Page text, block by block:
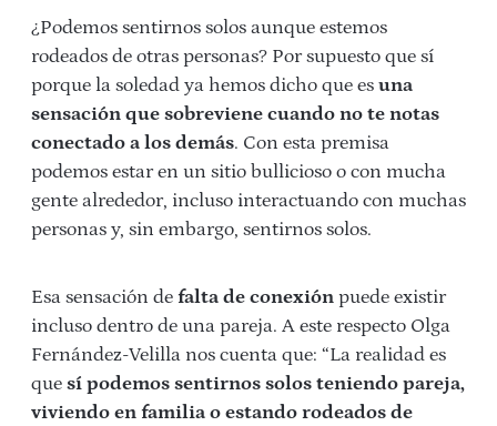
¿Podemos sentirnos solos aunque estemos
rodeados de otras personas? Por supuesto que sí
porque la soledad ya hemos dicho que es una
sensación que sobreviene cuando no te notas
conectado a los demás. Con esta premisa
podemos estar en un sitio bullicioso o con mucha
gente alrededor, incluso interactuando con muchas
personas y, sin embargo, sentirnos solos.
Esa sensación de falta de conexión puede existir
incluso dentro de una pareja. A este respecto Olga
Fernández-Velilla nos cuenta que: “La realidad es
que sí podemos sentirnos solos teniendo pareja,
viviendo en familia o estando rodeados de